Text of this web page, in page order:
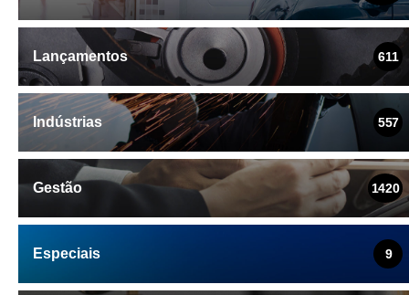
Lançamentos 611
Indústrias 557
Gestão 1420
Especiais 9